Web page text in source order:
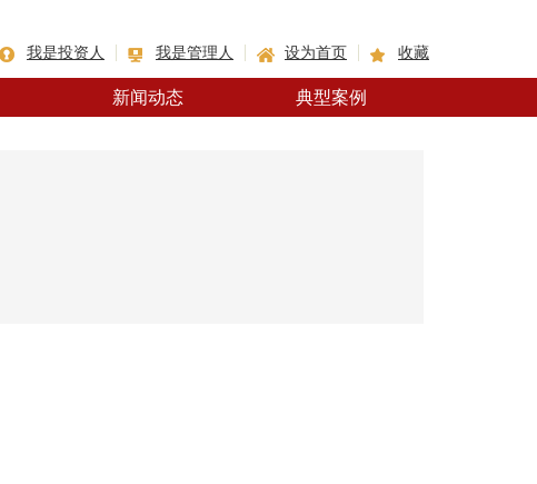
我是投资人 我是管理人 设为首页 收藏
新闻动态 典型案例